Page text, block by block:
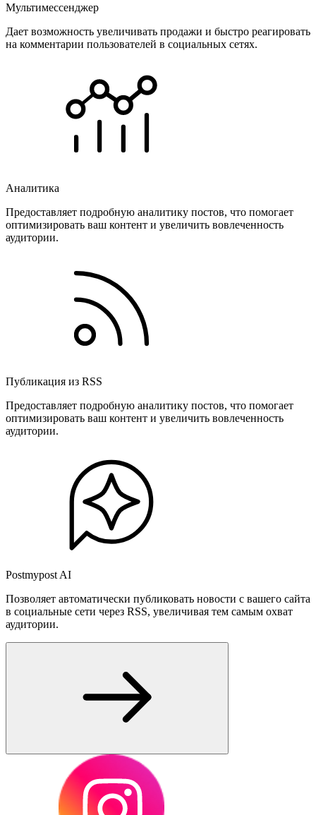
Мультимессенджер
Дает возможность увеличивать продажи и быстро реагировать
на комментарии пользователей в социальных сетях.
Аналитика
Предоставляет подробную аналитику постов, что помогает
оптимизировать ваш контент и увеличить вовлеченность
аудитории.
Публикация из RSS
Предоставляет подробную аналитику постов, что помогает
оптимизировать ваш контент и увеличить вовлеченность
аудитории.
Postmypost AI
Позволяет автоматически публиковать новости с вашего сайта
в социальные сети через RSS, увеличивая тем самым охват
аудитории.